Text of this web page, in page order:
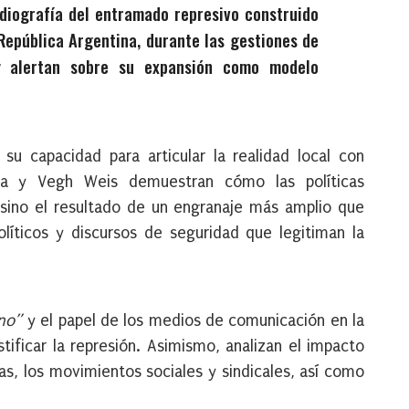
del entramado represivo construido
Argentina, durante las gestiones de
sobre su expansión como modelo
capacidad para articular la realidad local con
y Vegh Weis demuestran cómo las políticas
el resultado de un engranaje más amplio que
y discursos de seguridad que legitiman la
y el papel de los medios de comunicación en la
la represión. Asimismo, analizan el impacto
los movimientos sociales y sindicales, así como